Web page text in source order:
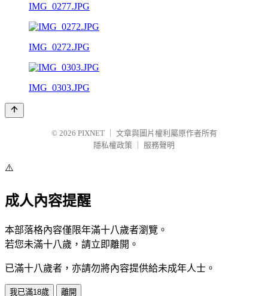
IMG_0277.JPG
IMG_0272.JPG
IMG_0303.JPG
© 2026 PIXNET
文章與圖片權利屬原作者所有
隱私權政策
服務聲明
⚠️
成人內容提醒
本部落格內容僅限年滿十八歲者瀏覽。
若您未滿十八歲，請立即離開。
已滿十八歲者，亦請勿將內容提供給未成年人士。
我已滿18歲 離開